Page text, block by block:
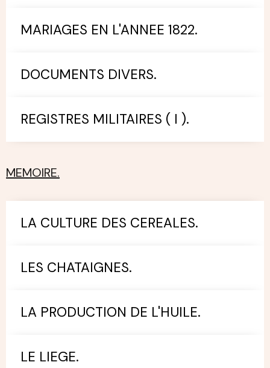
MARIAGES EN L'ANNEE 1822.
DOCUMENTS DIVERS.
REGISTRES MILITAIRES ( I ).
MEMOIRE.
LA CULTURE DES CEREALES.
LES CHATAIGNES.
LA PRODUCTION DE L'HUILE.
LE LIEGE.